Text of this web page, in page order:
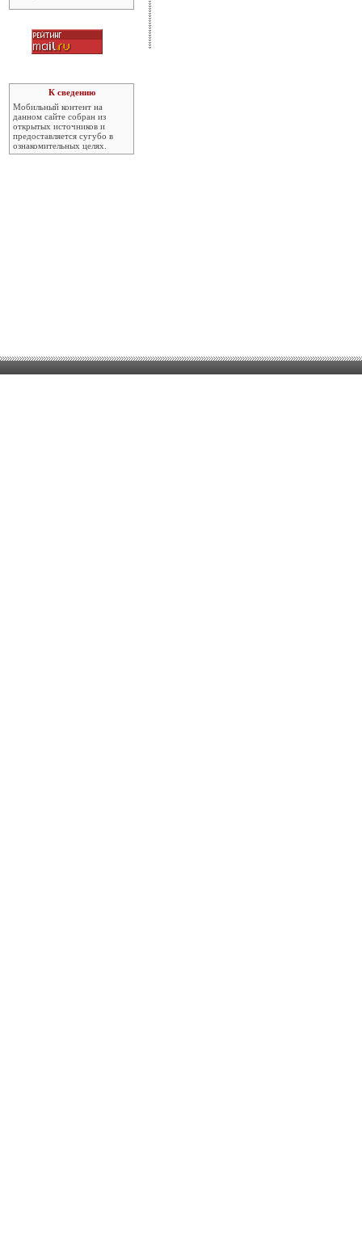
К сведению
Мобильный контент на
данном сайте собран из
открытых источников и
предоставляется сугубо в
ознакомительных целях.